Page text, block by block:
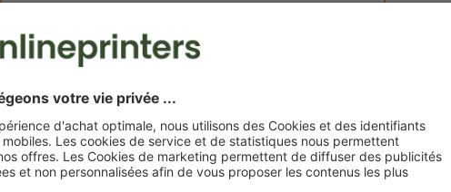
Vous pouvez télécharger vos fichiers d'impression avant ou
Je dépose mes fichiers